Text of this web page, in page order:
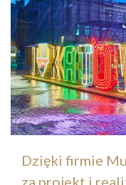
Dzięki firmie